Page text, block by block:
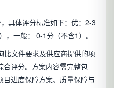
具体评分标准如下：优：2-3
），一般： 0-1分（不含1）。
比文件要求及供应商提供的项
合评分。方案内容需完整包
目进度保障方案、质量保障与